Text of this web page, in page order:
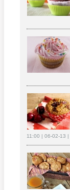
11:00 | 06-02-13 |